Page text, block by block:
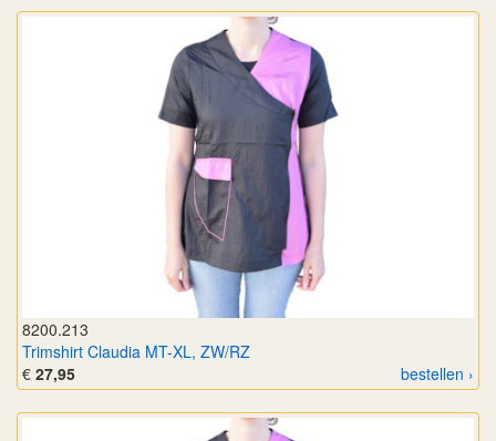
8200.213
Trimshirt Claudia MT-XL, ZW/RZ
bestellen ›
€ 27,95